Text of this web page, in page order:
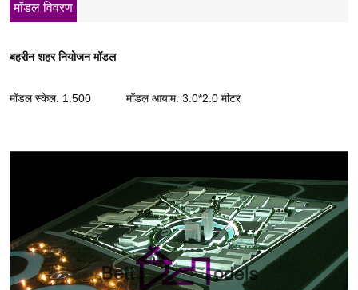
मॉडल विवरण
बहरीन शहर नियोजन मॉडल
मॉडल स्केल: 1:500 मॉडल आयाम: 3.0*2.0 मीटर